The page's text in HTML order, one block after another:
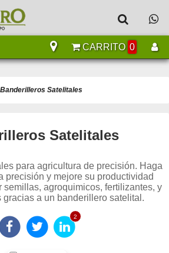
CARRITO 0
Banderilleros Satelitales
Satelitales
para agricultura de precisión. Haga
precisión y mejore su productividad
semillas, agroquimicos, fertilizantes, y
gracias a un banderillero satelital.
2